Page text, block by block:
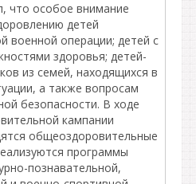
что особое внимание
детей
военной операции; детей с
здоровья; детей-
из семей, находящихся в
а также вопросам
безопасности. В ходе
кампании
общеоздоровительные
программы
познавательной,